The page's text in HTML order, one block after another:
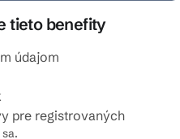
tieto benefity
údajom
pre registrovaných